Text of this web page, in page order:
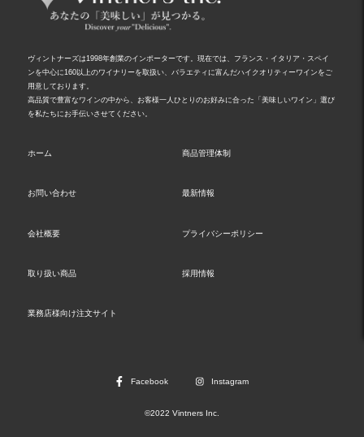
ヴィントナーズは1998年創業のインポーターです。現在では、フランス・イタリア・スペイ
ンを中心に160以上のワイナリーを取扱い、バラエティに富んだハイクオリティーワインをご
用意しております。
高品質で豊富なワインの中から、お客様一人ひとりのお好みに合った「美味しいワイン」選び
を私たちにお手伝いさせてください。
ホーム 商品管理体制
お問い合わせ 最新情報
会社概要 プライバシーポリシー
取り扱い商品 採用情報
業務店様向け注文サイト
Facebook Instagram
©2022 Vintners Inc.